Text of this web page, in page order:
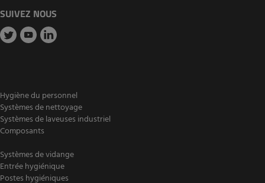
SUIVEZ NOUS
Hygiène du personnel
Systèmes de nettoyage
Systèmes de laveuses industriel
Composants
Systèmes de vidange
Entrée hygiénique
Postes hygiéniques